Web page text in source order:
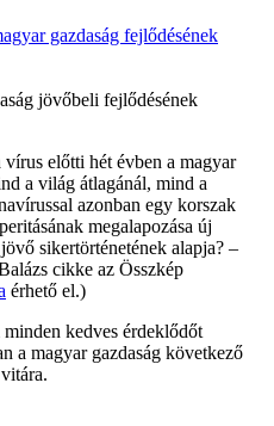
gazdaság fejlődésének
előtti hét évben a magyar
a világ átlagánál, mind a
azonban egy korszak
megalapozása új
sikertörténetének alapja? –
cikke az Összkép
érhető el.)
kedves érdeklődőt
a magyar gazdaság következő